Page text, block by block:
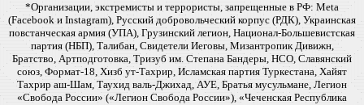
*Организации, экстремисты и террористы, запрещенные в РФ: Meta
(Facebook и Instagram), Русский добровольческий корпус (РДК), Украинская
повстанческая армия (УПА), Грузинский легион, Национал-Большевистская
партия (НБП), Талибан, Свидетели Иеговы, Мизантропик Дивижн,
Братство, Артподготовка, Тризуб им. Степана Бандеры, НСО, Славянский
союз, Формат-18, Хизб ут-Тахрир, Исламская партия Туркестана, Хайят
Тахрир аш-Шам, Таухид валь-Джихад, АУЕ, Братья мусульмане, Легион
«Свобода России» («Легион Свобода России»), «Чеченская Республика